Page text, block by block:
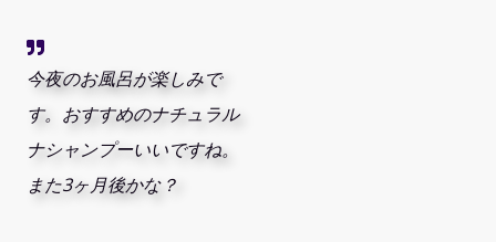
今夜のお風呂が楽しみで
す。おすすめのナチュラル
ナシャンプーいいですね。
また3ヶ月後かな？